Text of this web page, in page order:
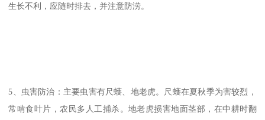
生长不利，应随时排去，并注意防涝。
5、虫害防治：主要虫害有尺蠖、地老虎。尺蠖在夏秋季为害较烈，
常啃食叶片，农民多人工捕杀。地老虎损害地面茎部，在中耕时翻